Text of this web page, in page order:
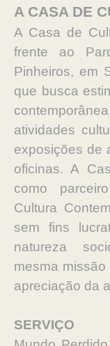
A CASA DE
A Casa de
frente ao
Pinheiros, em
que busca
atividades
exposições de
oficinas. A
como
Cultura
sem fins
natureza
mesma
apreciação da
SERVIÇO